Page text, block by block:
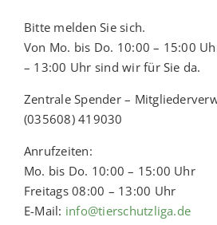
Bitte melden Sie sich.
Von Mo. bis Do. 10:00 – 15:00
– 13:00 Uhr sind wir für Sie da.
Zentrale Spender –
(035608) 419030
Anrufzeiten:
Mo. bis Do. 10:00 – 15:00 Uhr
Freitags 08:00 – 13:00 Uhr
E-Mail: info@tierschutzliga.de